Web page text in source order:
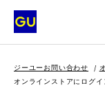
ジーユーお問い合わせ
オンラインストアにログ